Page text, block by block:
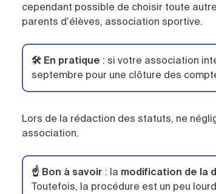
cependant possible de choisir toute
parents d’élèves, association sportive.
🛠️ En pratique : si votre association
septembre pour une clôture des
Lors de la rédaction des statuts, ne
association.
☝️ Bon à savoir : la modification de la
Toutefois, la procédure est un peu